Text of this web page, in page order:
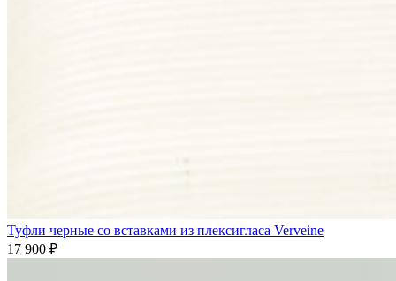
Туфли черные со вставками из плексигласа Verveine
17 900 ₽